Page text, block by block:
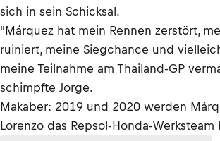
sich in sein Schicksal.
"Márquez hat mein Rennen zerstört,
ruiniert, meine Siegchance und
meine Teilnahme am Thailand-GP
schimpfte Jorge.
Makaber: 2019 und 2020 werden
Lorenzo das Repsol-Honda-Werksteam